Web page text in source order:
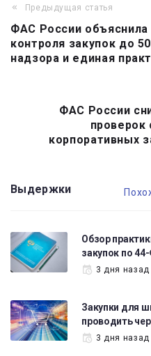
Навигация
по
записям
Предыдущая статья
ФАС России
контроля закупок до
надзора и единая
ФАС России
корпоративных
Выдержки
Обзор
закупок по
3 дня назад
Закупки для
проводить
3 дня назад